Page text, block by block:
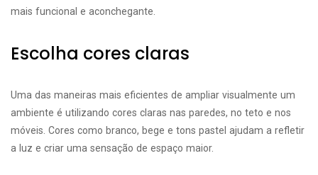
mais funcional e aconchegante.
Escolha cores claras
Uma das maneiras mais eficientes de ampliar visualmente um
ambiente é utilizando cores claras nas paredes, no teto e nos
móveis. Cores como branco, bege e tons pastel ajudam a refletir
a luz e criar uma sensação de espaço maior.